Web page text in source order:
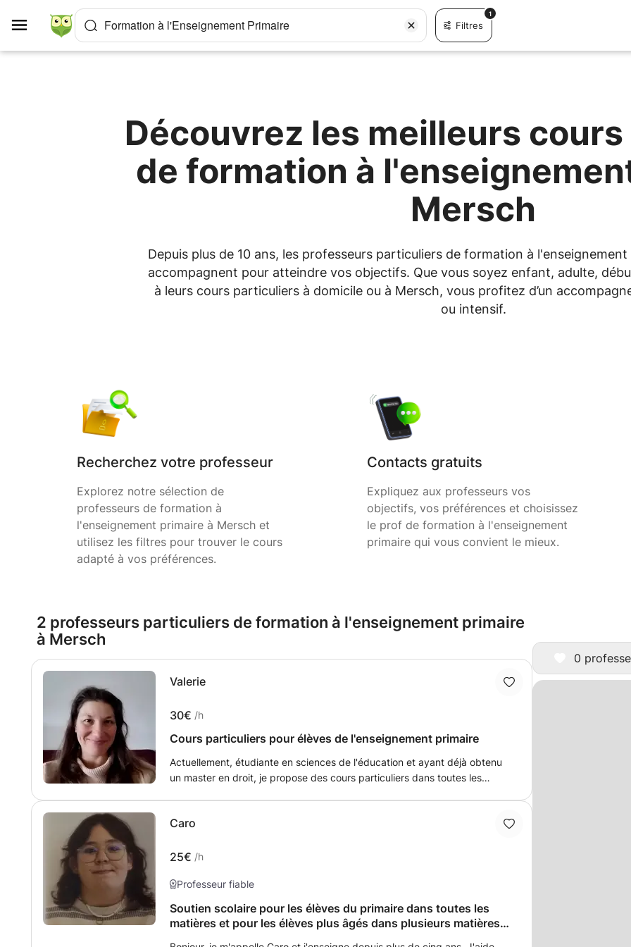
Formation à l'Enseignement Primaire Filtres
1
Découvrez les meilleurs
de formation à
Mersch
Depuis plus de 10 ans, les professeurs particuliers de formation à
accompagnent pour atteindre vos objectifs. Que vous soyez enfant, adulte,
à leurs cours particuliers à domicile ou à Mersch, vous profitez d’un
ou intensif.
Recherchez votre professeur
Explorez notre sélection de
professeurs de formation à
l'enseignement primaire à Mersch et
utilisez les filtres pour trouver le cours
adapté à vos préférences.
Contacts gratuits
Expliquez aux professeurs vos
objectifs, vos préférences et choisissez
le prof de formation à l'enseignement
primaire qui vous convient le mieux.
0
2 professeurs particuliers de formation à l'enseignement primaire
à Mersch
Valerie
30€ /h
Cours particuliers pour élèves de l'enseignement primaire
Actuellement, étudiante en sciences de l'éducation et ayant déjà obtenu
un master en droit, je propose des cours particuliers dans toutes les
me déplace à votre domicile ou via visioconférence.
Caro
25€ /h
Professeur fiable
Soutien scolaire pour les élèves du primaire dans toutes les
matières et pour les élèves plus âgés dans plusieurs matières